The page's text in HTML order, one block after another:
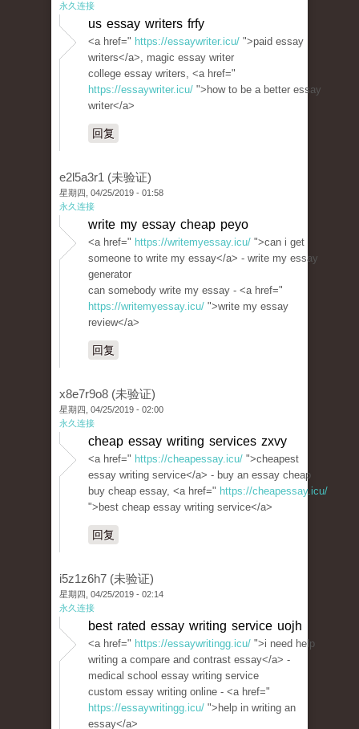
永久连接
us essay writers frfy
<a href=" https://essaywriter.icu/ ">paid essay
writers</a>, magic essay writer
college essay writers, <a href="
https://essaywriter.icu/ ">how to be a better essay
writer</a>
回复
e2l5a3r1 (未验证)
星期四, 04/25/2019 - 01:58
永久连接
write my essay cheap peyo
<a href=" https://writemyessay.icu/ ">can i get
someone to write my essay</a> - write my essay
generator
can somebody write my essay - <a href="
https://writemyessay.icu/ ">write my essay
review</a>
回复
x8e7r9o8 (未验证)
星期四, 04/25/2019 - 02:00
永久连接
cheap essay writing services zxvy
<a href=" https://cheapessay.icu/ ">cheapest
essay writing service</a> - buy an essay cheap
buy cheap essay, <a href=" https://cheapessay.icu/
">best cheap essay writing service</a>
回复
i5z1z6h7 (未验证)
星期四, 04/25/2019 - 02:14
永久连接
best rated essay writing service uojh
<a href=" https://essaywritingg.icu/ ">i need help
writing a compare and contrast essay</a> -
medical school essay writing service
custom essay writing online - <a href="
https://essaywritingg.icu/ ">help in writing an
essay</a>